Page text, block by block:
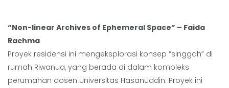
“Non-linear Archives of Ephemeral Space” – Faida
Rachma
Proyek residensi ini mengeksplorasi konsep “singgah” di
rumah Riwanua, yang berada di dalam kompleks
perumahan dosen Universitas Hasanuddin. Proyek ini